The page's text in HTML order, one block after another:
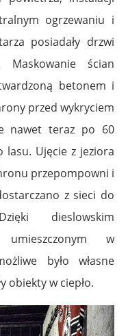
ogrzewaniu i
posiadały drzwi
Maskowanie ścian
betonem i
przed wykryciem
nawet teraz po 60
lasu. Ujęcie z jeziora
przepompowni i
z sieci do
dieslowskim
umieszczonym w
było własne
obiekty w ciepło.